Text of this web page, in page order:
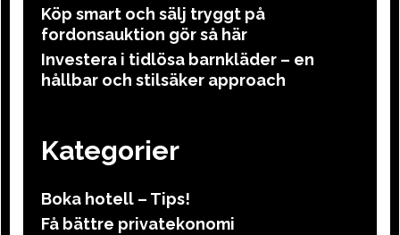
Köp smart och sälj tryggt på
fordonsauktion gör så här
Investera i tidlösa barnkläder – en
hållbar och stilsäker approach
Kategorier
Boka hotell – Tips!
Få bättre privatekonomi